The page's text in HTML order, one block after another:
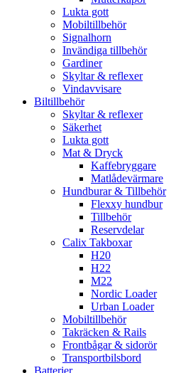
Lukta gott
Mobiltillbehör
Signalhorn
Invändiga tillbehör
Gardiner
Skyltar & reflexer
Vindavvisare
Biltillbehör
Skyltar & reflexer
Säkerhet
Lukta gott
Mat & Dryck
Kaffebryggare
Matlådevärmare
Hundburar & Tillbehör
Flexxy hundbur
Tillbehör
Reservdelar
Calix Takboxar
H20
H22
M22
Nordic Loader
Urban Loader
Mobiltillbehör
Takräcken & Rails
Frontbågar & sidorör
Transportbilsbord
Batterier